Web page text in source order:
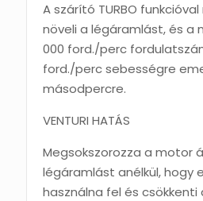
A szárító TURBO
növeli a légáramlást, és a
000 ford./perc
ford./perc sebességre
másodpercre.
VENTURI HATÁS
Megsokszorozza a motor
légáramlást anélkül, hogy
használna fel és csökkenti